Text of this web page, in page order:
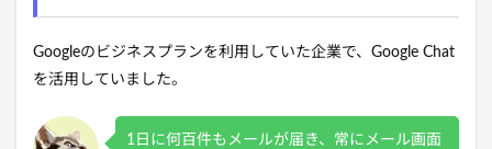
Googleのビジネスプランを利用していた企業で、Google Chat
を活用していました。
1日に何百件もメールが届き、常にメール画面